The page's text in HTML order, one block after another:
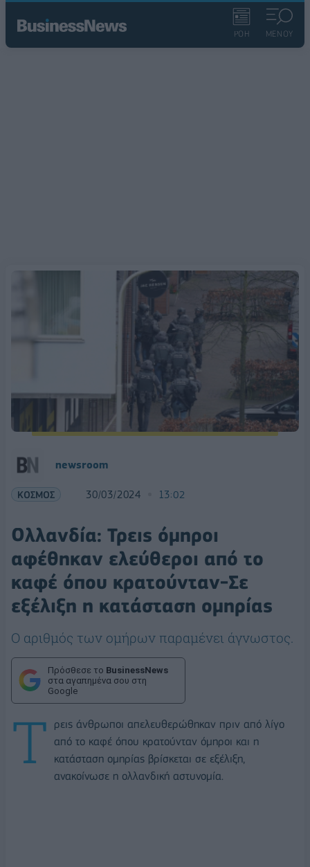
ΡΟΗ ΜΕΝΟΥ
newsroom
ΚΟΣΜΟΣ 30/03/2024 13:02
Ολλανδία: Τρεις όμηροι
αφέθηκαν ελεύθεροι από το
καφέ όπου κρατούνταν-Σε
εξέλιξη η κατάσταση ομηρίας
O αριθμός των ομήρων παραμένει άγνωστος.
Πρόσθεσε το BusinessNews
στα αγαπημένα σου στη
Google
Τ
ρεις άνθρωποι απελευθερώθηκαν πριν από λίγο
από το καφέ όπου κρατούνταν όμηροι και η
κατάσταση ομηρίας βρίσκεται σε εξέλιξη,
ανακοίνωσε η ολλανδική αστυνομία.